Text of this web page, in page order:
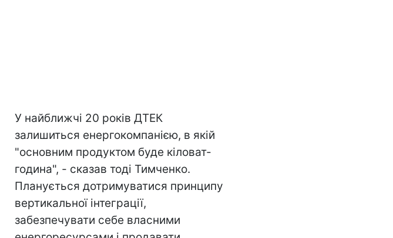
У найближчі 20 років ДТЕК
залишиться енергокомпанією, в якій
"основним продуктом буде кіловат-
година", - сказав тоді Тимченко.
Планується дотримуватися принципу
вертикальної інтеграції,
забезпечувати себе власними